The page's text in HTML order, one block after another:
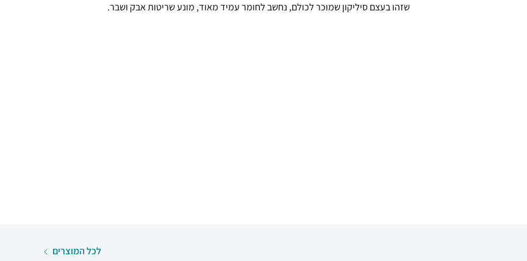
שזהו בעצם סיליקון שמוכר לכולם, נחשב לחומר עמיד מאוד, מונע שריטות אבק ושבר.
לכל המוצרים